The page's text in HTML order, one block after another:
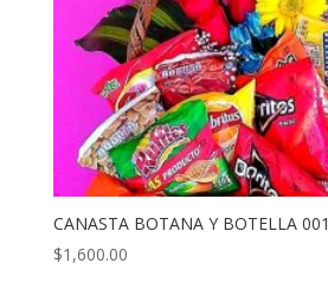
CANASTA BOTANA Y BOTELLA 001
$1,600.00